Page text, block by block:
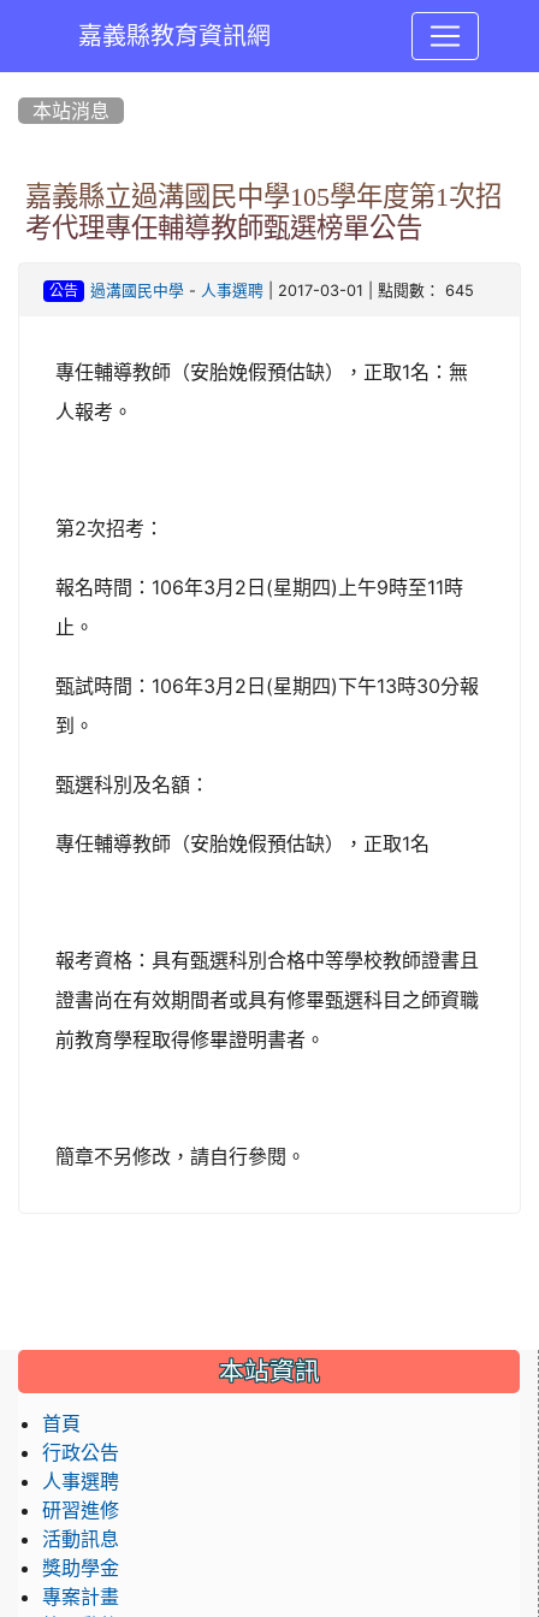
嘉義縣教育資訊網
本站消息
嘉義縣立過溝國民中學105學年度第1次招
考代理專任輔導教師甄選榜單公告
公告 過溝國民中學- 人事選聘| 2017-03-01 | 點閱數： 645
專任輔導教師（安胎娩假預估缺），正取1名：無
人報考。
第2次招考：
報名時間： 106年3月 2 日 (星期四) 上午9時至11時
止。
甄試時間： 106年3月 2 日 (星期四)下午13時30分報
到。
甄選科別及名額：
專任輔導教師（安胎娩假預估缺），正取1名
報考資格：具有甄選科別合格中等學校教師證書且
證書尚在有效期間者或具有修畢甄選科目之師資職
前教育學程取得修畢證明書者。
簡章不另修改，請自行參閱。
::: 本站資訊
首頁
行政公告
人事選聘
研習進修
活動訊息
獎助學金
專案計畫